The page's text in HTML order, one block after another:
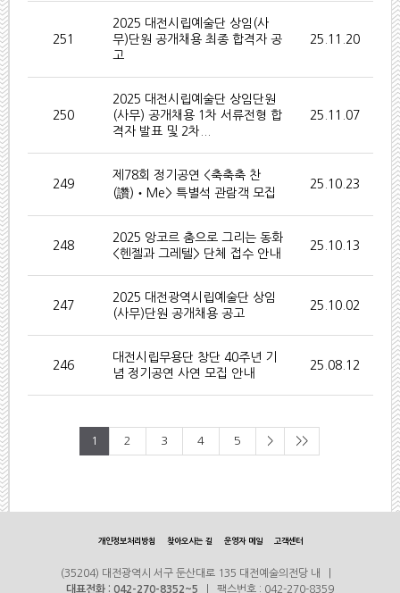
251
2025 대전시립예술단 상임(사
무)단원 공개채용 최종 합격자 공
고
25.11.20
250
2025 대전시립예술단 상임단원
(사무) 공개채용 1차 서류전형 합
격자 발표 및 2차...
25.11.07
249
제78회 정기공연 <축축축 찬
(讚)‧Me> 특별석 관람객 모집
25.10.23
248
2025 앙코르 춤으로 그리는 동화
<헨젤과 그레텔> 단체 접수 안내
25.10.13
247
2025 대전광역시립예술단 상임
(사무)단원 공개채용 공고
25.10.02
246
대전시립무용단 창단 40주년 기
념 정기공연 사연 모집 안내
25.08.12
1 2 3 4 5 > >>
개인정보처리방침 찾아오시는 길 운영자 메일 고객센터
(35204) 대전광역시 서구 둔산대로 135 대전예술의전당 내 |
대표전화 : 042-270-8352~5 | 팩스번호 : 042-270-8359